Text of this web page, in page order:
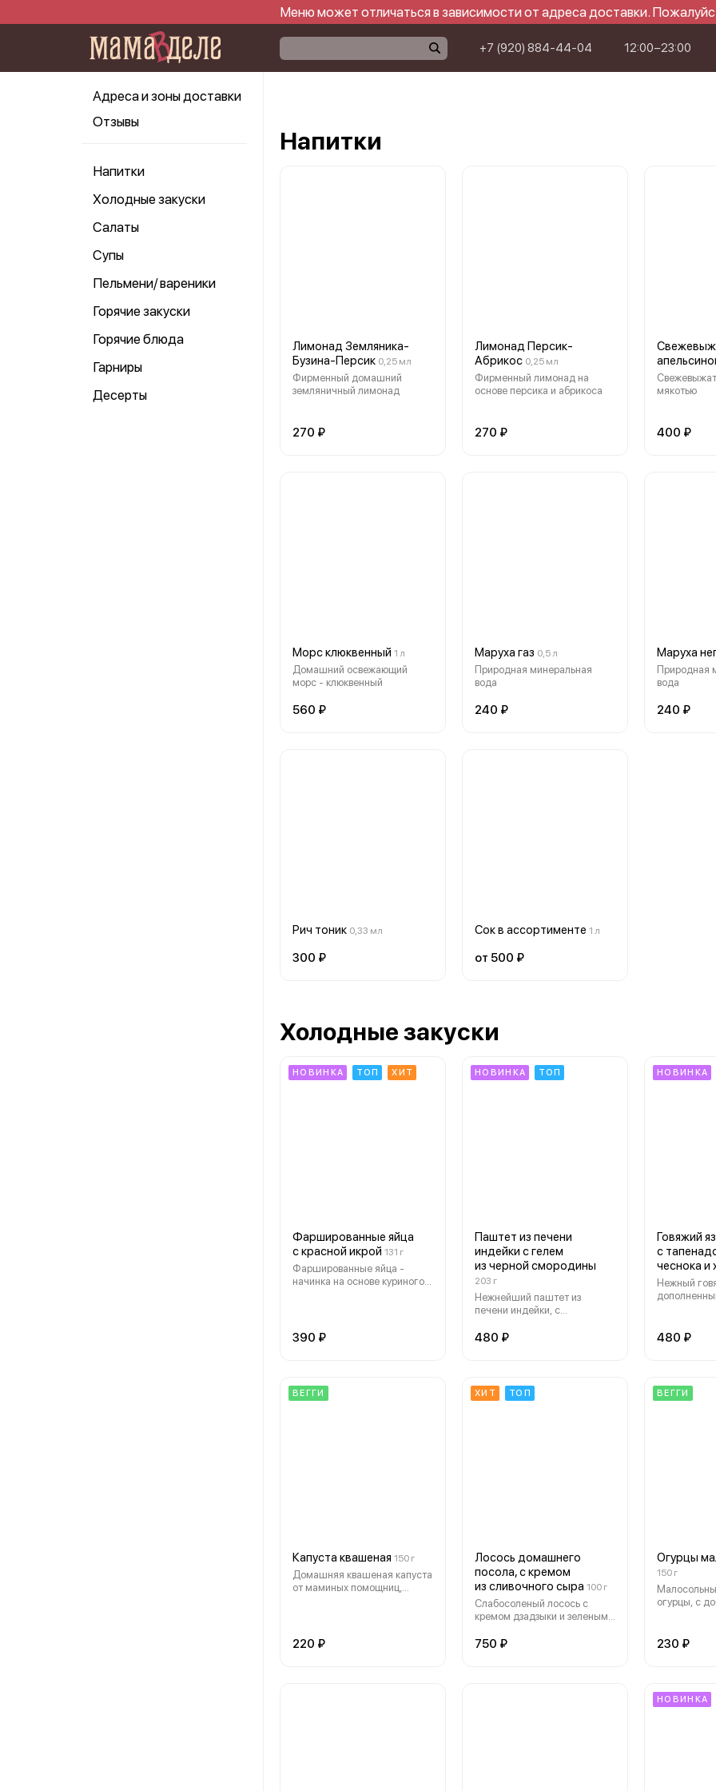
Меню может отличаться в зависимости от адреса доставки.
+7 (920) 884-44-04 12:00−23:00
Адреса и зоны доставки
Отзывы
Напитки
Холодные закуски
Салаты
Супы
Пельмени/ вареники
Горячие закуски
Горячие блюда
Гарниры
Десерты
Напитки
Лимонад Земляника-
Бузина-Персик 0,25 мл
Фирменный домашний
земляничный лимонад
270 ₽
Лимонад Персик-
Абрикос 0,25 мл
Фирменный лимонад на
основе персика и абрикоса
270 ₽
мякотью
400 ₽
Морс клюквенный 1 л
Домашний освежающий
морс - клюквенный
560 ₽
Маруха газ 0,5 л
Природная минеральная
вода
240 ₽
Маруха
Природная
вода
240 ₽
Рич тоник 0,33 мл
300 ₽
Сок в ассортименте 1 л
от 500 ₽
Холодные закуски
НОВИНКА ТОП ХИТ
Фаршированные яйца
с красной икрой 131 г
Фаршированные яйца -
начинка на основе куриного
щуки и палтуса, закуска
дополнена трюфельным
390 ₽
НОВИНКА ТОП
Паштет из печени
индейки с гелем
из черной смородины
203 г
Нежнейший паштет из
печени индейки, с
сливочного сыра и сыра
бриошь
480 ₽
НОВИНКА
Говяжий
с
чеснока и
Нежный
и
480 ₽
ВЕГГИ
Капуста квашеная 150 г
Домашняя квашеная капуста
от маминых помощниц,
зеленью
220 ₽
ХИТ ТОП
Лосось домашнего
посола, с кремом
из сливочного сыра 100 г
Слабосоленый лосось с
кремом дзадзыки и зеленым
добавлением огуречного
750 ₽
ВЕГГИ
Огурцы
150 г
огурцы, с
230 ₽
НОВИНКА